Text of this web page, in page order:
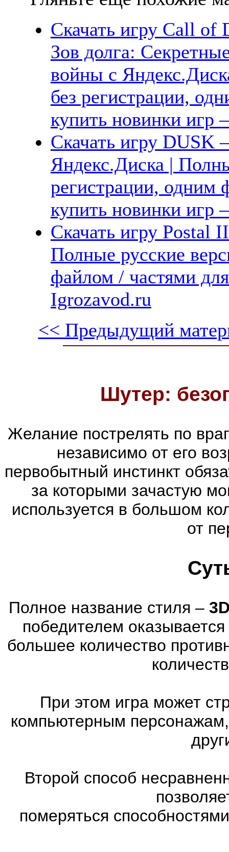
Скачать игру Call
Зов долга:
войны с
без регистрации,
купить новинки
Скачать игру
Яндекс.Диска |
регистрации, одним
купить новинки
Скачать игру Postal
Полные русские
файлом / частями
Igrozavod.ru
<< Предыдущий
Шутер:
Желание пострелять по
независимо от его
первобытный инстинкт
за которыми зачастую
используется в большом
от
Полное название стиля –
победителем
большее количество
При этом игра может
компьютерным
Второй способ
померяться